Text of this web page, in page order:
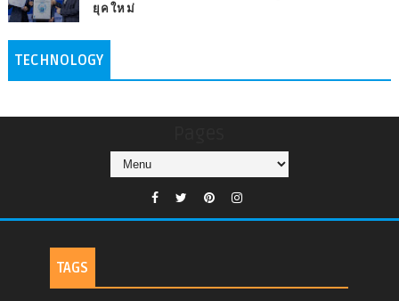
ยุคใหม่
TECHNOLOGY
TAGS